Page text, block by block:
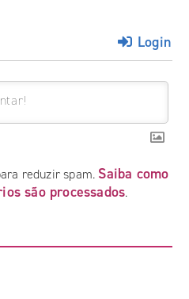
Login
reduzir spam. Saiba como
são processados.